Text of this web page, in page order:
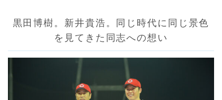
黒田博樹。新井貴浩。同じ時代に同じ景色
を見てきた同志への想い